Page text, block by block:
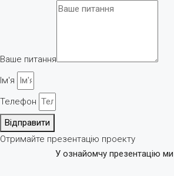
Ваше питання
Ім'я
Телефон
Відправити
Отримайте презентацію проекту
У ознайомчу презентацію